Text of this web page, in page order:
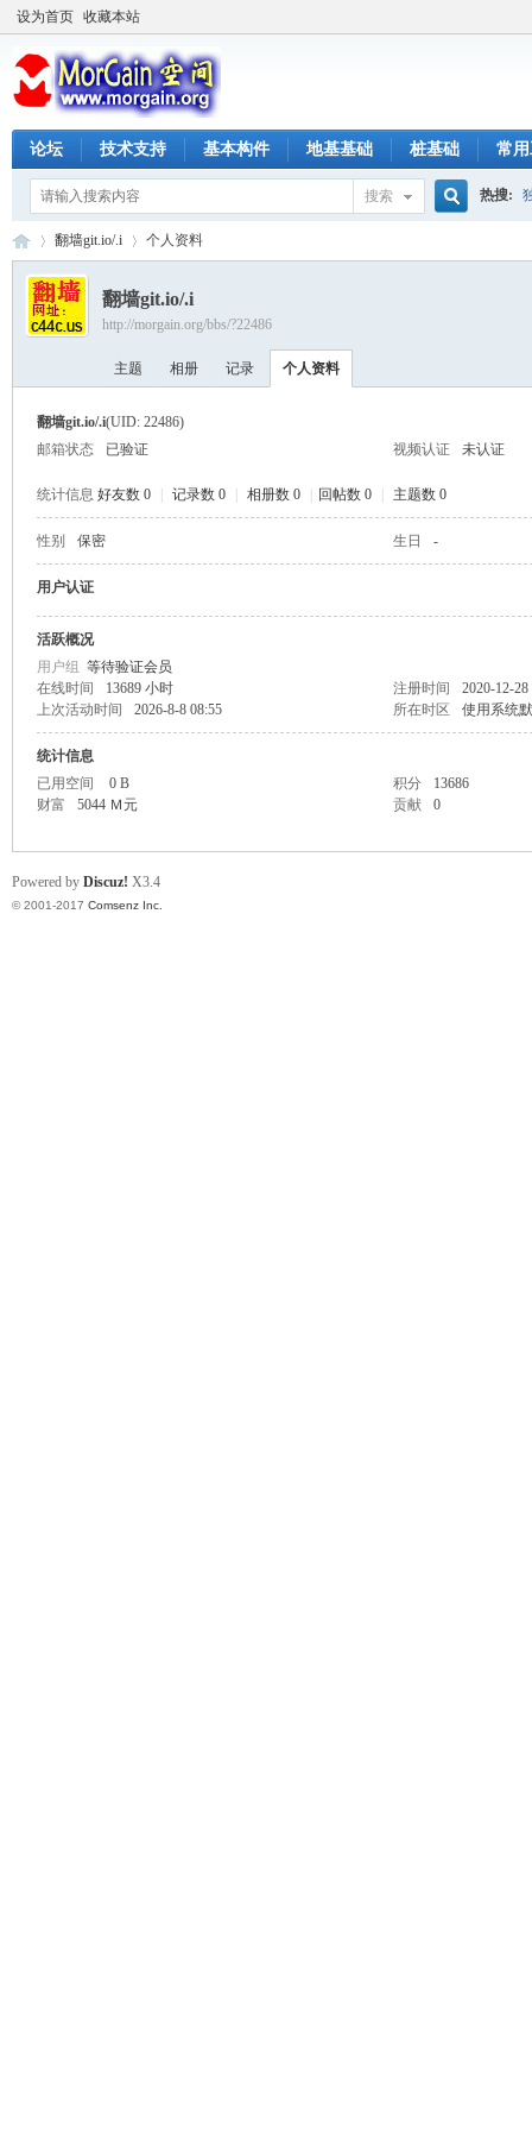
设为首页 收藏本站
论坛 技术支持 基本构件 地基基础 桩基础 常
搜索 热搜:
›
翻墙git.io/.i 个人资料
翻墙git.io/.i
http://morgain.org/bbs/?22486
主题 相册 记录 个人资料
翻墙git.io/.i(UID: 22486)
邮箱状态
已验证 视频认证 未认证
统计信息 好友数 0 记录数 0 相册数 0 回帖数 0 主题数 0
性别 保密 生日 -
用户认证
活跃概况
用户组 等待验证会员
在线时间
13689 小时 注册时间
2020-12-28
上次活动时间
2026-8-8 08:55 所在时区 使用系统
统计信息
已用空间
0 B 积分
13686
财富
5044 Ｍ元 贡献 0
Powered by Discuz! X3.4
© 2001-2017 Comsenz Inc.